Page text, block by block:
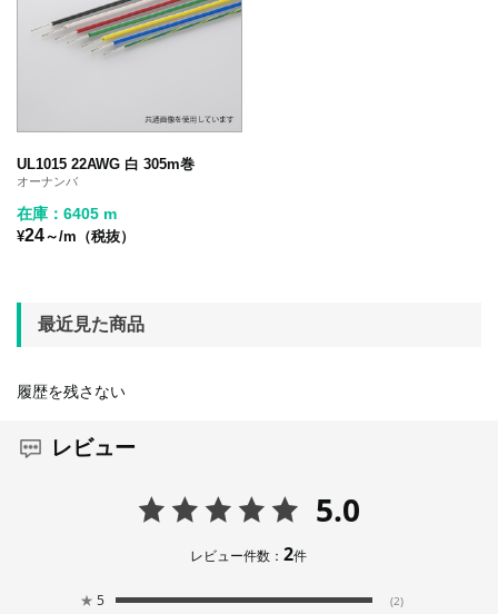
UL1015 22AWG 白 305m巻
オーナンバ
在庫：6405 m
¥24～/m（税抜）
最近見た商品
履歴を残さない
レビュー
5.0
レビュー件数：2件
★ 5 (2)